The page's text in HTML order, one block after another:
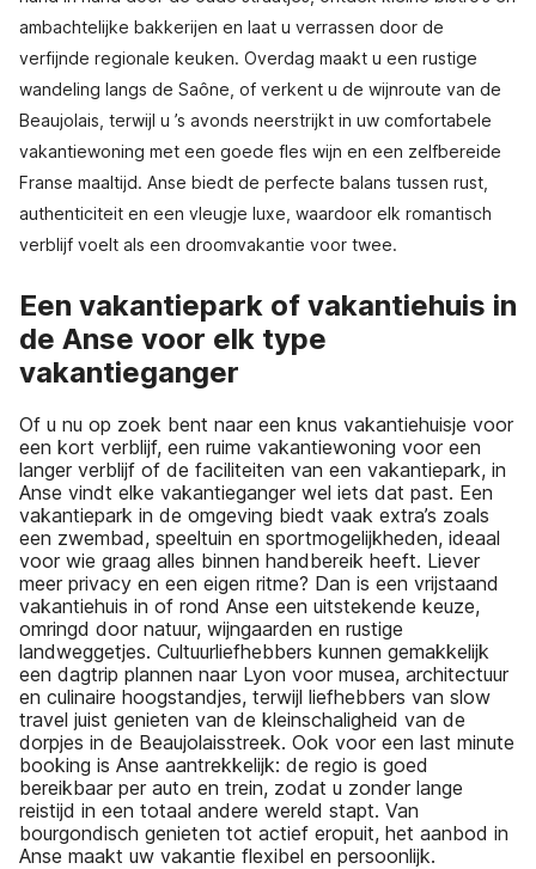
ambachtelijke bakkerijen en laat u verrassen door de
verfijnde regionale keuken. Overdag maakt u een rustige
wandeling langs de Saône, of verkent u de wijnroute van de
Beaujolais, terwijl u ’s avonds neerstrijkt in uw comfortabele
vakantiewoning met een goede fles wijn en een zelfbereide
Franse maaltijd. Anse biedt de perfecte balans tussen rust,
authenticiteit en een vleugje luxe, waardoor elk romantisch
verblijf voelt als een droomvakantie voor twee.
Een vakantiepark of vakantiehuis in
de Anse voor elk type
vakantieganger
Of u nu op zoek bent naar een knus vakantiehuisje voor
een kort verblijf, een ruime vakantiewoning voor een
langer verblijf of de faciliteiten van een vakantiepark, in
Anse vindt elke vakantieganger wel iets dat past. Een
vakantiepark in de omgeving biedt vaak extra’s zoals
een zwembad, speeltuin en sportmogelijkheden, ideaal
voor wie graag alles binnen handbereik heeft. Liever
meer privacy en een eigen ritme? Dan is een vrijstaand
vakantiehuis in of rond Anse een uitstekende keuze,
omringd door natuur, wijngaarden en rustige
landweggetjes. Cultuurliefhebbers kunnen gemakkelijk
een dagtrip plannen naar Lyon voor musea, architectuur
en culinaire hoogstandjes, terwijl liefhebbers van slow
travel juist genieten van de kleinschaligheid van de
dorpjes in de Beaujolaisstreek. Ook voor een last minute
booking is Anse aantrekkelijk: de regio is goed
bereikbaar per auto en trein, zodat u zonder lange
reistijd in een totaal andere wereld stapt. Van
bourgondisch genieten tot actief eropuit, het aanbod in
Anse maakt uw vakantie flexibel en persoonlijk.